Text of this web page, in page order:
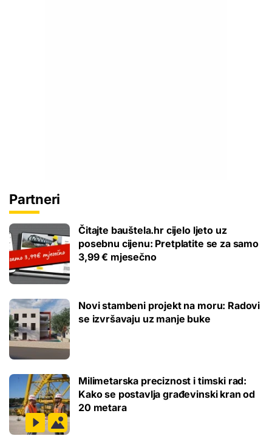
Partneri
Čitajte bauštela.hr cijelo ljeto uz
posebnu cijenu: Pretplatite se za samo
3,99 € mjesečno
Novi stambeni projekt na moru: Radovi
se izvršavaju uz manje buke
Milimetarska preciznost i timski rad:
Kako se postavlja građevinski kran od
20 metara